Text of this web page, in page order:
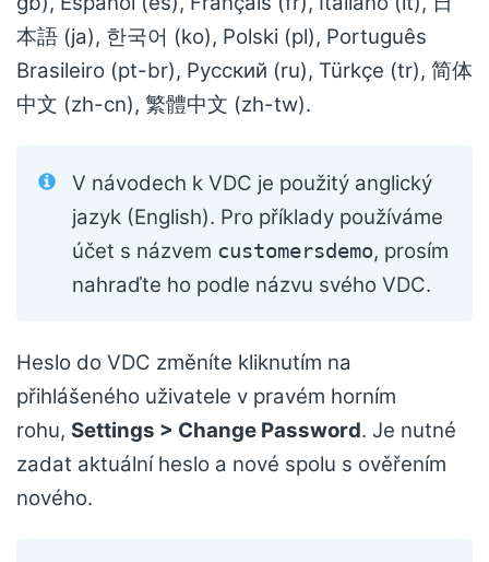
本語 (ja), 한국어 (ko), Polski (pl), Português
Brasileiro (pt-br), Русский (ru), Türkçe (tr), 简体
中文 (zh-cn), 繁體中文 (zh-tw).
V návodech k VDC je použitý anglický
jazyk (English). Pro příklady používáme
účet s názvem customersdemo, prosím
nahraďte ho podle názvu svého VDC.
Heslo do VDC změníte kliknutím na
přihlášeného uživatele v pravém horním
rohu, Settings > Change Password. Je nutné
zadat aktuální heslo a nové spolu s ověřením
nového.